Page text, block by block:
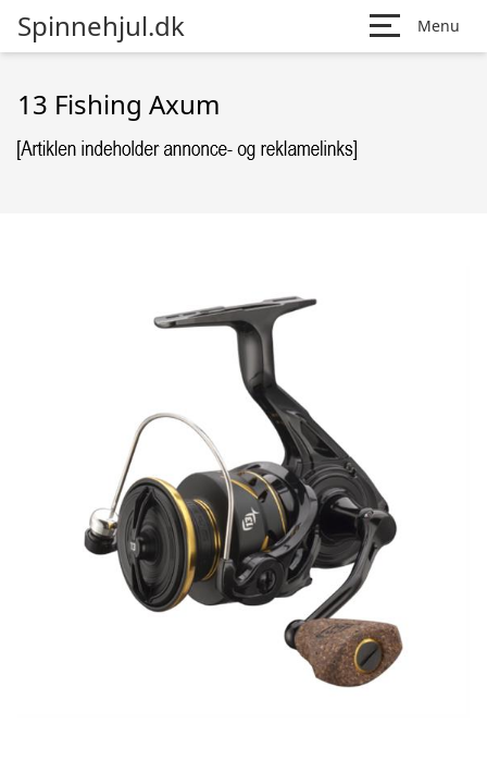
Spinnehjul.dk Menu
13 Fishing Axum